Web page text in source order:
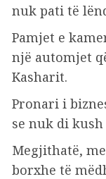
nuk pati të
Pamjet e
një automjet
Kasharit.
Pronari i
se nuk di
Megjithatë,
borxhe të